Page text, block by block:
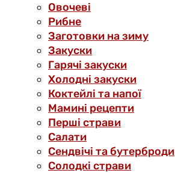
Овочеві
Рибне
Заготовки на зиму
Закуски
Гарячі закуски
Холодні закуски
Коктейлі та напої
Мамині рецепти
Перші страви
Салати
Сендвічі та бутерброди
Солодкі страви